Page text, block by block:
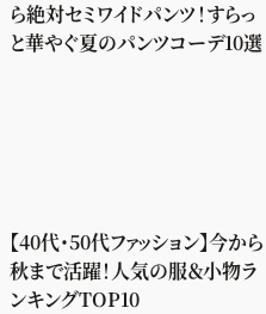
ら絶対セミワイドパンツ！すらっ
と華やぐ夏のパンツコーデ10選
【40代・50代ファッション】今から
秋まで活躍！人気の服＆小物ラ
ンキングTOP10